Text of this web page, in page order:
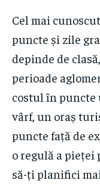
Cel mai
puncte și zile
depinde de
perioade
costul în puncte
vârf, un oraș
puncte față de
o regulă a pieței
să-ți planifici